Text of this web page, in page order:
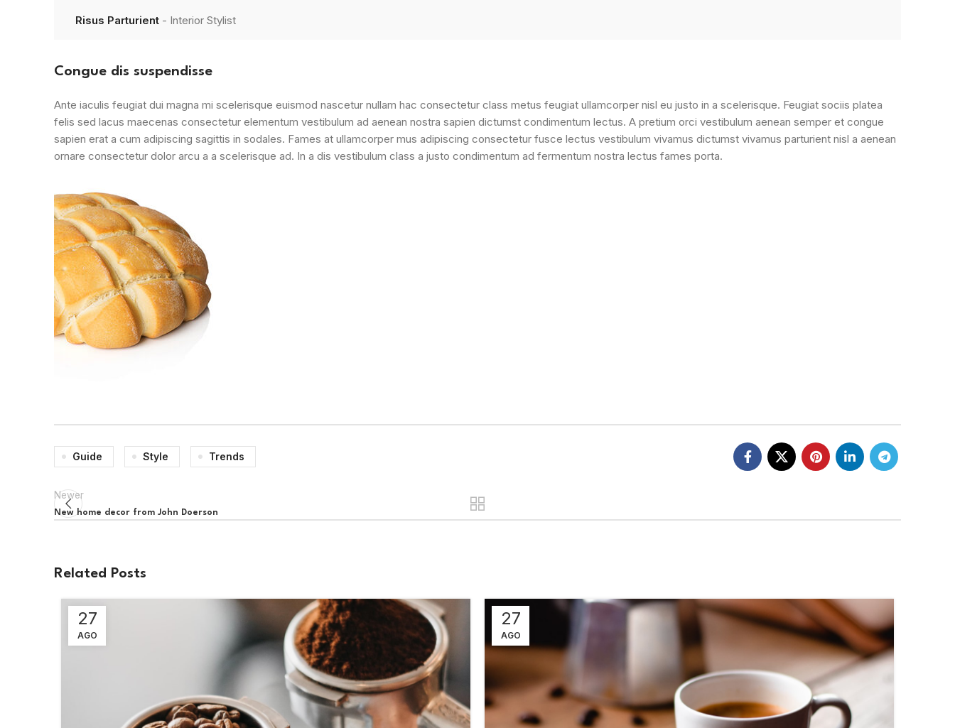
Risus Parturient Interior Stylist
Congue dis suspendisse
Ante iaculis feugiat dui magna mi scelerisque euismod nascetur nullam hac consectetur class metus feugiat ullamcorper nisl eu justo in a scelerisque. Feugiat sociis platea
felis sed lacus maecenas consectetur elementum vestibulum ad aenean nostra sapien dictumst condimentum lectus. A pretium orci vestibulum aenean semper et congue
sapien erat a cum adipiscing sagittis in sodales. Fames at ullamcorper mus adipiscing consectetur fusce lectus vestibulum vivamus dictumst vivamus parturient nisl a aenean
ornare consectetur dolor arcu a a scelerisque ad. In a dis vestibulum class a justo condimentum ad fermentum nostra lectus fames porta.
Guide Style Trends
Newer
New home decor from John Doerson
Related Posts
27
AGO
27
AGO